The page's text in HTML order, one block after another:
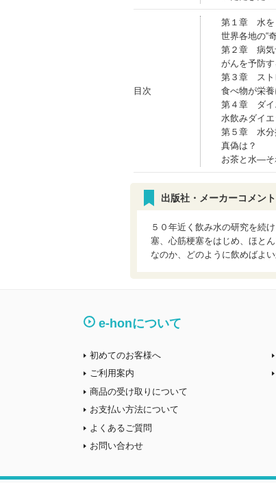
目次
第１章 水を
世界各地の“
第２章 病気
がんを予防
第３章 スト
食べ物が栄
第４章 ダイ
水飲みダイ
第５章 水分
真偽は？
お茶と水―そ
出版社・メーカーコメント
５０年近く飲み水の研究を続
塞、心筋梗塞をはじめ、ほと
なのか、どのように飲めばよ
e-honについて
初めてのお客様へ
ご利用案内
商品の受け取りについて
お支払い方法について
よくあるご質問
お問い合わせ